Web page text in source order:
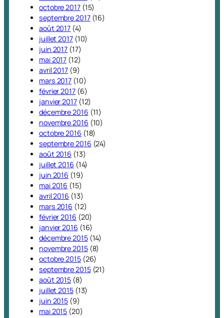
octobre 2017(15)
septembre 2017(16)
août 2017 (4)
juillet 2017(10)
juin 2017 (17)
mai 2017 (12)
avril 2017 (9)
mars 2017 (10)
février 2017(6)
janvier 2017(12)
décembre 2016 (11)
novembre 2016 (10)
octobre 2016 (18)
septembre 2016 (24)
août 2016 (13)
juillet 2016 (14)
juin 2016 (19)
mai 2016 (15)
avril 2016 (13)
mars 2016 (12)
février 2016 (20)
janvier 2016 (16)
décembre 2015(14)
novembre 2015(8)
octobre 2015(26)
septembre 2015(21)
août 2015 (8)
juillet 2015(13)
juin 2015 (9)
mai 2015 (20)